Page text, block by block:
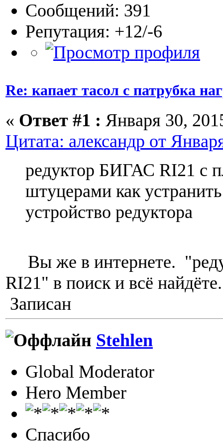
Сообщений: 391
Репутация: +12/-6
Re: капает тасол с патрубка
« Ответ #1 : Января 30,
Цитата: александр от
редуктор БИГАС RI21 c
штуцерами как
устройство редуктора
Вы же в интернете.
RI21" в поиск и всё найдёте.
Записан
Stehlen
Global Moderator
Hero Member
Спасибо